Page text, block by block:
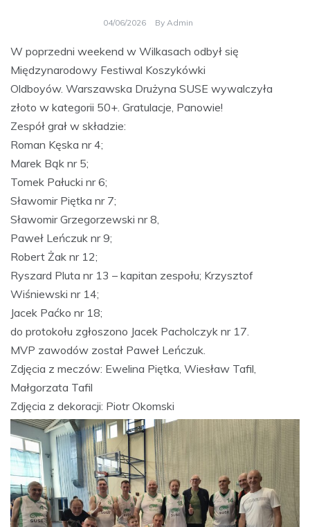
04/06/2026 By Admin
W poprzedni weekend w Wilkasach odbył się
Międzynarodowy Festiwal Koszykówki
Oldboyów. Warszawska Drużyna SUSE wywalczyła
złoto w kategorii 50+. Gratulacje, Panowie!
Zespół grał w składzie:
Roman Kęska nr 4;
Marek Bąk nr 5;
Tomek Pałucki nr 6;
Sławomir Piętka nr 7;
Sławomir Grzegorzewski nr 8,
Paweł Leńczuk nr 9;
Robert Żak nr 12;
Ryszard Pluta nr 13 – kapitan zespołu; Krzysztof
Wiśniewski nr 14;
Jacek Paćko nr 18;
do protokołu zgłoszono Jacek Pacholczyk nr 17.
MVP zawodów został Paweł Leńczuk.
Zdjęcia z meczów: Ewelina Piętka, Wiesław Tafil,
Małgorzata Tafil
Zdjęcia z dekoracji: Piotr Okomski